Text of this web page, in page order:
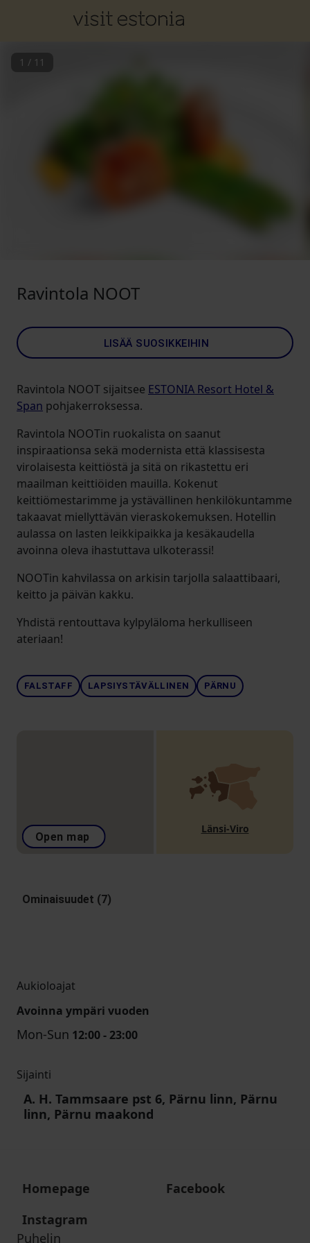
1 / 11
Ravintola NOOT
LISÄÄ SUOSIKKEIHIN
Ravintola NOOT sijaitsee ESTONIA Resort Hotel &
Span pohjakerroksessa.
Ravintola NOOTin ruokalista on saanut
inspiraationsa sekä modernista että klassisesta
virolaisesta keittiöstä ja sitä on rikastettu eri
maailman keittiöiden mauilla. Kokenut
keittiömestarimme ja ystävällinen henkilökuntamme
takaavat miellyttävän vieraskokemuksen. Hotellin
aulassa on lasten leikkipaikka ja kesäkaudella
avoinna oleva ihastuttava ulkoterassi!
NOOTin kahvilassa on arkisin tarjolla salaattibaari,
keitto ja päivän kakku.
Yhdistä rentouttava kylpyläloma herkulliseen
ateriaan!
FALSTAFF LAPSIYSTÄVÄLLINEN PÄRNU
Open map
Länsi-Viro
Ominaisuudet (7)
Aukioloajat
Avoinna ympäri vuoden
Mon-Sun 12:00 - 23:00
Sijainti
A. H. Tammsaare pst 6, Pärnu linn, Pärnu
linn, Pärnu maakond
Homepage
Facebook
Instagram
Puhelin